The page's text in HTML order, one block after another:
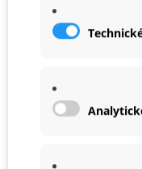
PŘÍSLUŠENSTVÍ